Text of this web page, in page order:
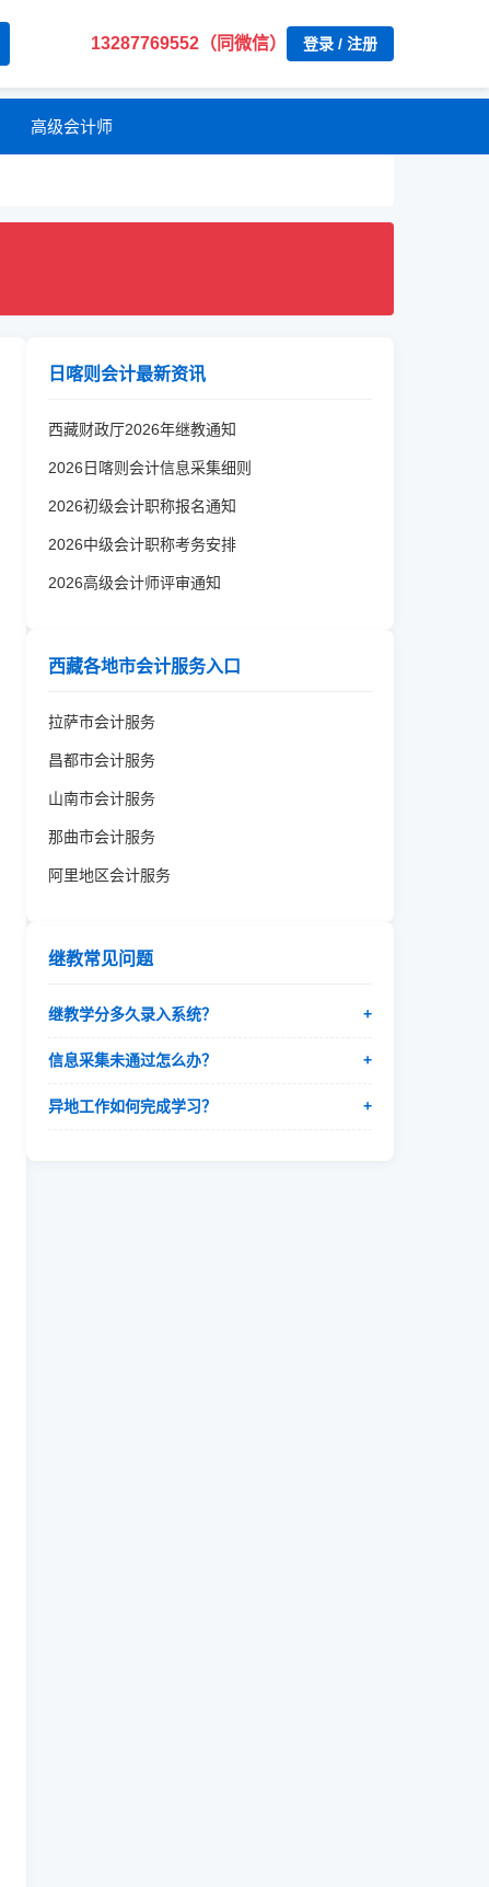
13287769552（同微信） 登录 / 注册
高级会计师
日喀则会计最新资讯
西藏财政厅2026年继教通知
2026日喀则会计信息采集细则
2026初级会计职称报名通知
2026中级会计职称考务安排
2026高级会计师评审通知
西藏各地市会计服务入口
拉萨市会计服务
昌都市会计服务
山南市会计服务
那曲市会计服务
阿里地区会计服务
继教常见问题
继教学分多久录入系统？ +
信息采集未通过怎么办？ +
异地工作如何完成学习？ +